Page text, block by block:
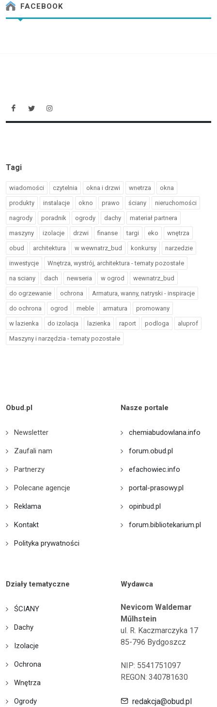
FACEBOOK
Tagi
wiadomości czytelnia okna i drzwi wnetrza okna
produkty instalacje okno prawo ściany nieruchomości
nagrody poradnik ogrody dachy materiał partnera
maszyny izolacje drzwi finanse targi eko wnętrza
obud architektura w wewnatrz_bud konkursy narzedzie
inwestycje Wnętrza, wystrój, architektura - tematy pozostałe
na sciany dach newseria w ogrod wewnatrz_bud
do ogrzewanie ochrona Armatura, wanny, natryski - inspiracje
do ochrona ogrod meble armatura promowany
w lazienka do izolacja lazienka raport podloga aluprof
Maszyny i narzędzia - tematy pozostałe
Obud.pl
Newsletter
Zaufali nam
Partnerzy
Polecane agencje
Reklama
Kontakt
Polityka prywatności
Nasze portale
chemiabudowlana.info
forum.obud.pl
efachowiec.info
portal-prasowy.pl
opinbud.pl
forum.bibliotekarium.pl
Działy tematyczne
ŚCIANY
Dachy
Izolacje
Ochrona
Wnętrza
Ogrody
Wydawca
Nevicom Waldemar
Műlhstein
ul. R. Kaczmarczyka 17
85-796 Bydgoszcz
NIP: 5541751097
REGON: 340781630
redakcja@obud.pl